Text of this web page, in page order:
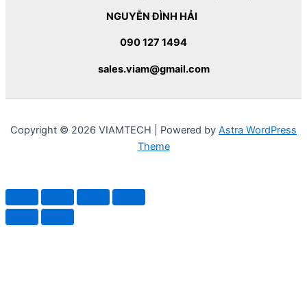
NGUYỄN ĐÌNH HẢI
090 127 1494
sales.viam@gmail.com
Copyright © 2026 VIAMTECH | Powered by Astra WordPress
Theme